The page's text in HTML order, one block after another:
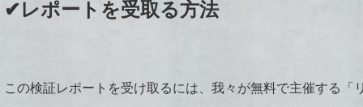
✔レポートを受取る方法
この検証レポートを受け取るには、我々が無料で主催する